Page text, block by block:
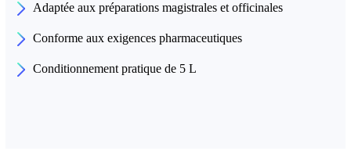
Adaptée aux préparations magistrales et officinales
Conforme aux exigences pharmaceutiques
Conditionnement pratique de 5 L